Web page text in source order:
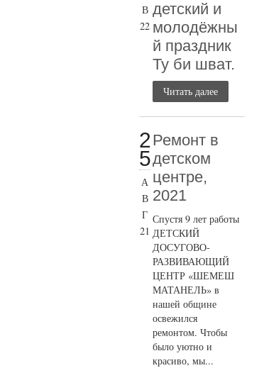
В
22
детский и
молодёжны
й праздник
Ту би шват.
Читать далее
2
5
А
В
Г
21
Ремонт в
детском
центре,
2021
Спустя 9 лет работы
ДЕТСКИЙ
ДОСУГОВО-
РАЗВИВАЮЩИЙ
ЦЕНТР «ШЕМЕШ
МАТАНЕЛЬ» в
нашей общине
освежился
ремонтом. Чтобы
было уютно и
красиво, мы...